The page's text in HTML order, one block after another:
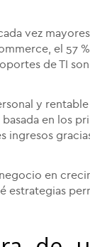
vez
el 57
de TI
y rentable
en los
ingresos
en
estrategias